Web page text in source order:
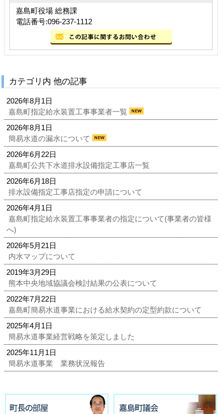
嘉島町役場 総務課
電話番号:096-237-1112
カテゴリ内 他の記事
2026年8月1日
嘉島町指定給水装置工事事業者一覧
2026年8月1日
簡易水道の漏水について
2026年6月22日
嘉島町公共下水道排水設備指定工事店一覧
2026年6月18日
排水設備指定工事店指定の申請について
2026年4月1日
嘉島町指定給水装置工事事業者の指定について(事業者の皆様
へ)
2026年5月21日
内水マップについて
2019年3月29日
熊本中央地域協議会検討結果の公表について
2022年7月22日
嘉島町簡易水道事業における給水契約の定型約款について
2025年4月1日
簡易水道事業経営戦略を策定しました
2025年11月1日
簡易水道事業 業務状況報告